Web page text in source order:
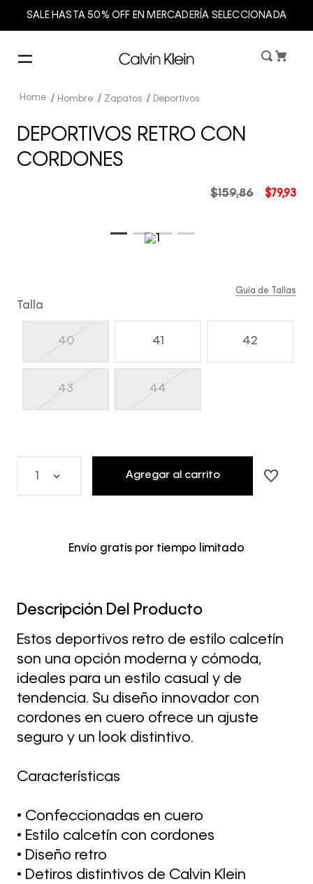
SALE HASTA 50% OFF EN MERCADERÍA SELECCIONADA
Hombre Zapatos Deportivos
DEPORTIVOS RETRO CON
CORDONES
$79,93
$159,86
Talla
40 41 42
43 44
Guía de Tallas
Agregar al carrito
Envío gratis por tiempo limitado
Descripción Del Producto
Estos deportivos retro de estilo calcetín
son una opción moderna y cómoda,
ideales para un estilo casual y de
tendencia. Su diseño innovador con
cordones en cuero ofrece un ajuste
seguro y un look distintivo.
Características
• Confeccionadas en cuero
• Estilo calcetín con cordones
• Diseño retro
• Detiros distintivos de Calvin Klein